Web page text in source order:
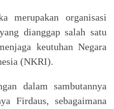
merupakan organisasi
dianggap salah satu
keutuhan Negara
(NKRI).
dalam sambutannya
Firdaus, sebagaimana